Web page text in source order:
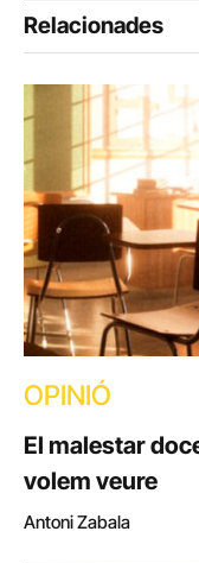
Relacionades
OPINIÓ
El malestar
volem veure
Antoni Zabala